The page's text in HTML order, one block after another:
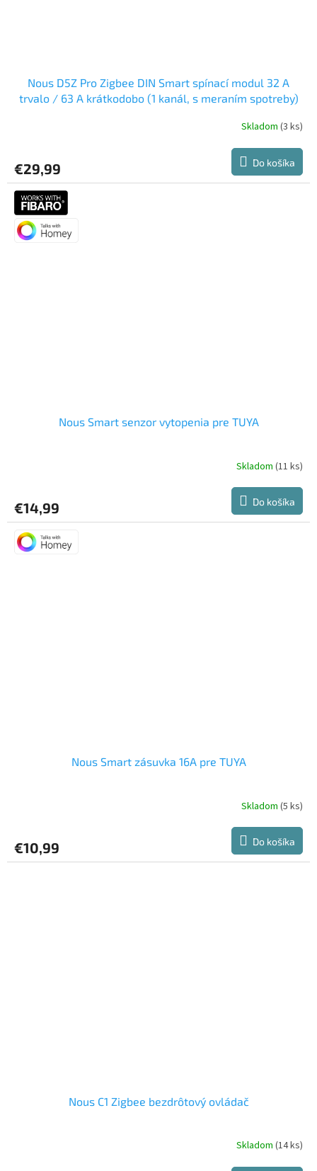
Nous D5Z Pro Zigbee DIN Smart spínací modul 32 A
trvalo / 63 A krátkodobo (1 kanál, s meraním spotreby)
je
3,0
z
hviezdičiek.
Skladom(3 ks)
€29,99 Do košíka
Nous Smart senzor vytopenia pre TUYA
Skladom (11 ks)
€14,99 Do košíka
Nous Smart zásuvka 16A pre TUYA
je
5,0
Skladom(5 ks)
€10,99 Do košíka
Nous C1 Zigbee bezdrôtový ovládač
Skladom (14 ks)